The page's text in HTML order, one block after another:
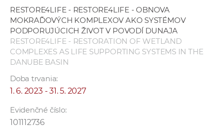
RESTORE4LIFE - RESTORE4LIFE - OBNOVA
MOKRAĎOVÝCH KOMPLEXOV AKO SYSTÉMOV
PODPORUJÚCICH ŽIVOT V POVODÍ DUNAJA
RESTORE4LIFE - RESTORATION OF WETLAND
COMPLEXES AS LIFE SUPPORTING SYSTEMS IN THE
DANUBE BASIN
Doba trvania:
1. 6. 2023 - 31. 5. 2027
Evidenčné číslo:
101112736